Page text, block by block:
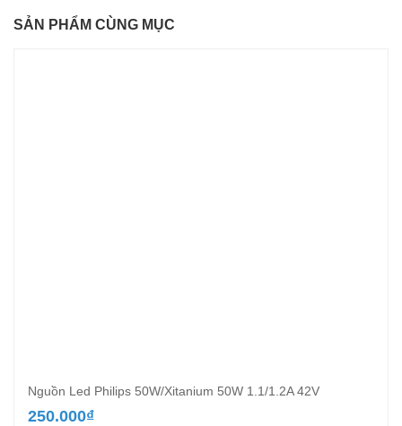
SẢN PHẨM CÙNG MỤC
Nguồn Led Philips 50W/Xitanium 50W 1.1/1.2A 42V
250.000₫